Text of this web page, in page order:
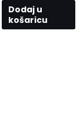
Dodaj u
košaricu